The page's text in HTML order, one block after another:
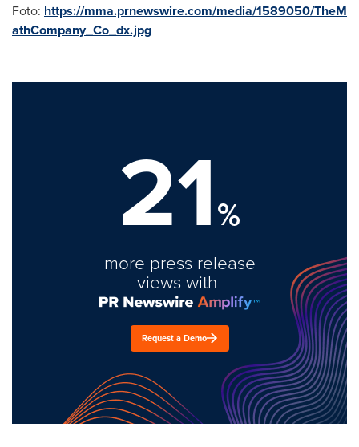
Foto: https://mma.prnewswire.com/media/1589050/TheM
athCompany_Co_dx.jpg
21%
more press release
views with
Request a Demo